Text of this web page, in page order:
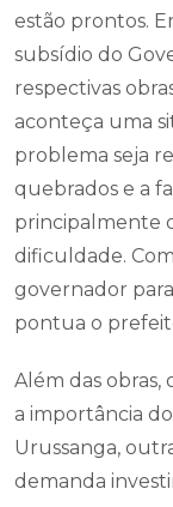
estão prontos.
subsídio do
respectivas
aconteça uma
problema seja
quebrados e a
principalmente
dificuldade.
governador
pontua o
Além das
a importância
Urussanga,
demanda